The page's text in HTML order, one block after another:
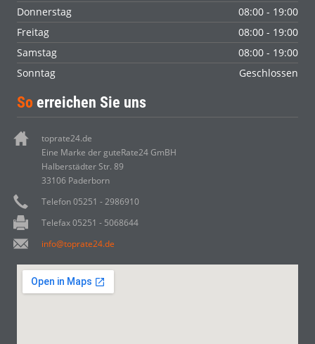
Donnerstag
08:00 - 19:00
Freitag
08:00 - 19:00
Samstag
08:00 - 19:00
Sonntag
Geschlossen
So erreichen Sie uns
toprate24.de
Eine Marke der guteRate24 GmBH
Halberstädter Str. 89
33106 Paderborn
Telefon 05251 - 2986910
Telefax 05251 - 5068644
info@toprate24.de